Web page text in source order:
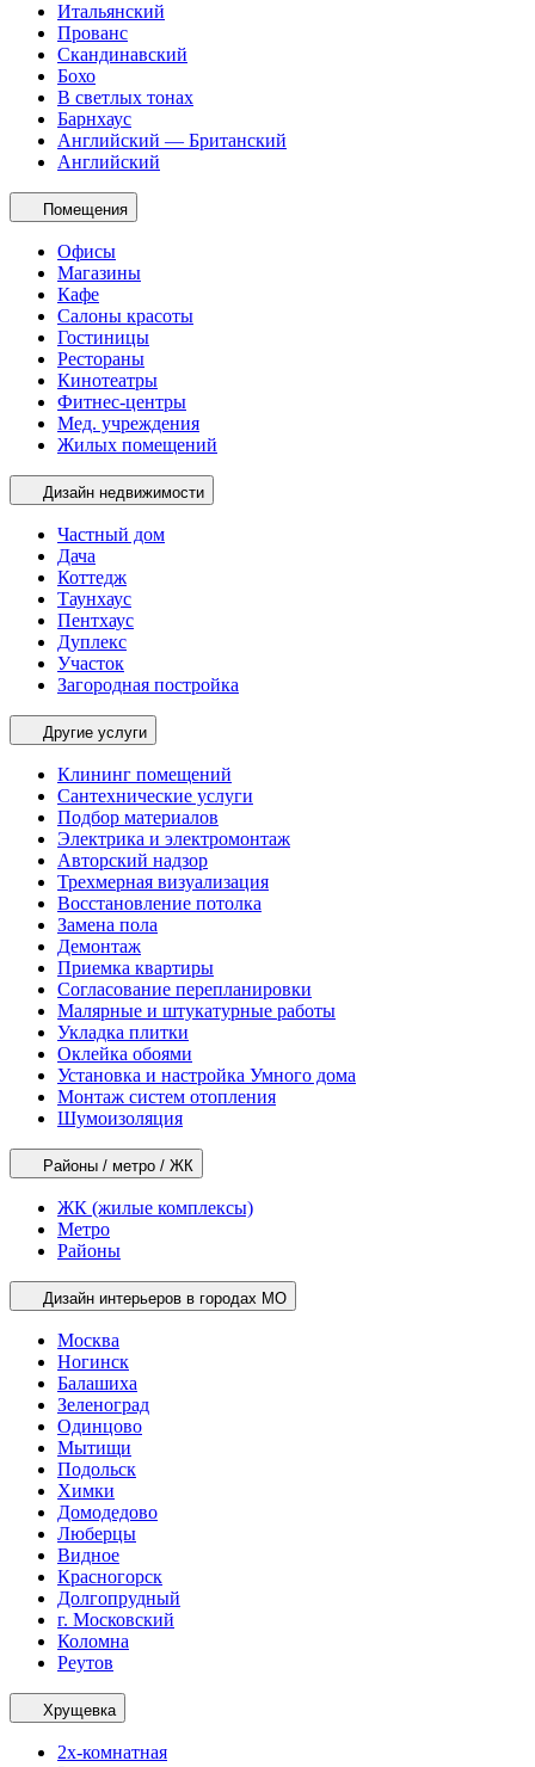
Итальянский
Прованс
Скандинавский
Бохо
В светлых тонах
Барнхаус
Английский — Британский
Английский
Помещения
Офисы
Магазины
Кафе
Салоны красоты
Гостиницы
Рестораны
Кинотеатры
Фитнес-центры
Мед. учреждения
Жилых помещений
Дизайн недвижимости
Частный дом
Дача
Коттедж
Таунхаус
Пентхаус
Дуплекс
Участок
Загородная постройка
Другие услуги
Клининг помещений
Сантехнические услуги
Подбор материалов
Электрика и электромонтаж
Авторский надзор
Трехмерная визуализация
Восстановление потолка
Замена пола
Демонтаж
Приемка квартиры
Согласование перепланировки
Малярные и штукатурные работы
Укладка плитки
Оклейка обоями
Установка и настройка Умного дома
Монтаж систем отопления
Шумоизоляция
Районы / метро / ЖК
ЖК (жилые комплексы)
Метро
Районы
Дизайн интерьеров в городах МО
Москва
Ногинск
Балашиха
Зеленоград
Одинцово
Мытищи
Подольск
Химки
Домодедово
Люберцы
Видное
Красногорск
Долгопрудный
г. Московский
Коломна
Реутов
Хрущевка
2х-комнатная